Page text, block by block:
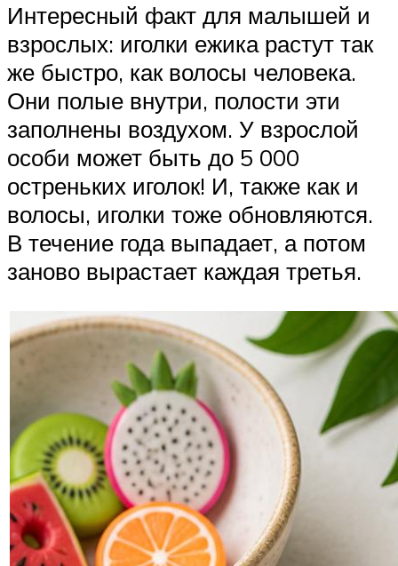
Интересный факт для малышей и
взрослых: иголки ежика растут так
же быстро, как волосы человека.
Они полые внутри, полости эти
заполнены воздухом. У взрослой
особи может быть до 5 000
остреньких иголок! И, также как и
волосы, иголки тоже обновляются.
В течение года выпадает, а потом
заново вырастает каждая третья.